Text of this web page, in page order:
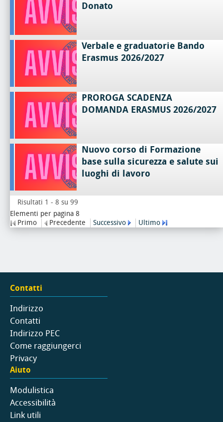
Donato
Verbale e graduatorie Bando
Erasmus 2026/2027
PROROGA SCADENZA
DOMANDA ERASMUS 2026/2027
Nuovo corso di Formazione
base sulla sicurezza e salute sui
luoghi di lavoro
Risultati 1 - 8 su 99
Elementi per pagina 8
Primo
Precedente Successivo Ultimo
Contatti
Indirizzo
Contatti
Indirizzo PEC
Come raggiungerci
Privacy
Aiuto
Modulistica
Accessibilità
Link utili